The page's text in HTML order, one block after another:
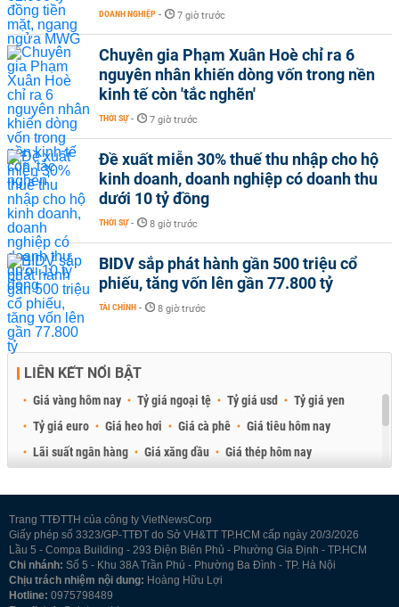
DOANH NGHIỆP - 7 giờ trước
Chuyên gia Phạm Xuân Hoè chỉ ra 6
nguyên nhân khiến dòng vốn trong nền
kinh tế còn 'tắc nghẽn'
THỜI SỰ - 7 giờ trước
Đề xuất miễn 30% thuế thu nhập cho hộ
kinh doanh, doanh nghiệp có doanh thu
dưới 10 tỷ đồng
THỜI SỰ - 8 giờ trước
BIDV sắp phát hành gần 500 triệu cổ
phiếu, tăng vốn lên gần 77.800 tỷ
TÀI CHÍNH - 8 giờ trước
LIÊN KẾT NỔI BẬT
Giá vàng hôm nay Tỷ giá ngoại tệ Tỷ giá usd
Tỷ giá yen
Tỷ giá euro
Giá heo hơi Giá cà phê
Giá tiêu hôm nay
Lãi suất ngân hàng
Giá xăng dầu
Giá thép hôm nay
Trang TTĐTTH của công ty VietNewsCorp
Giấy phép số 3323/GP-TTĐT do Sở VH&TT TP.HCM cấp ngày 20/3/2026
Lầu 5 - Compa Building - 293 Điện Biên Phủ - Phường Gia Định - TP.HCM
Chi nhánh: Số 5 - Khu 38A Trần Phú - Phường Ba Đình - TP. Hà Nội
Chịu trách nhiệm nội dung: Hoàng Hữu Lợi
Hotline: 0975798489